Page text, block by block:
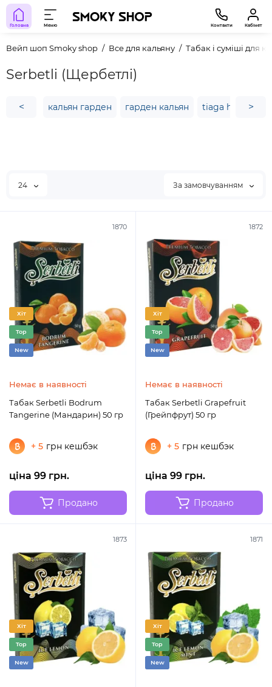
Головна Меню Контакти Кабінет
Вейп шоп Smoky shop Все для кальяну Табак і суміші для
Serbetli (Щербетлі)
< кальян гарден гарден кальян tiaga hookah
>
24 За замовчуванням
1870
Хіт
Top
New
Немає в наявності
Табак Serbetli Bodrum
Tangerine (Мандарин) 50 гр
+ 5 грн кешбэк
ціна 99 грн.
Продано
1872
Хіт
Top
New
Немає в наявності
Табак Serbetli Grapefruit
(Грейпфрут) 50 гр
+ 5 грн кешбэк
ціна 99 грн.
Продано
1873
Хіт
Top
New
1871
Хіт
Top
New